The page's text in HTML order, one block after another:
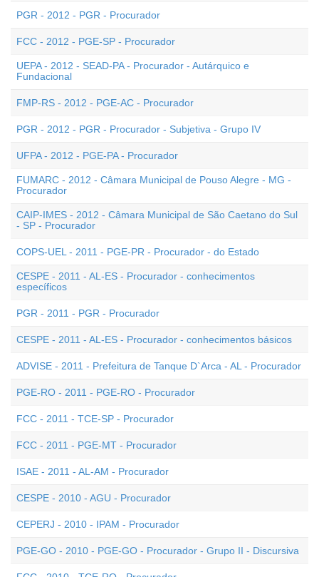
PGR - 2012 - PGR - Procurador
FCC - 2012 - PGE-SP - Procurador
UEPA - 2012 - SEAD-PA - Procurador - Autárquico e
Fundacional
FMP-RS - 2012 - PGE-AC - Procurador
PGR - 2012 - PGR - Procurador - Subjetiva - Grupo IV
UFPA - 2012 - PGE-PA - Procurador
FUMARC - 2012 - Câmara Municipal de Pouso Alegre - MG -
Procurador
CAIP-IMES - 2012 - Câmara Municipal de São Caetano do Sul
- SP - Procurador
COPS-UEL - 2011 - PGE-PR - Procurador - do Estado
CESPE - 2011 - AL-ES - Procurador - conhecimentos
específicos
PGR - 2011 - PGR - Procurador
CESPE - 2011 - AL-ES - Procurador - conhecimentos básicos
ADVISE - 2011 - Prefeitura de Tanque D`Arca - AL - Procurador
PGE-RO - 2011 - PGE-RO - Procurador
FCC - 2011 - TCE-SP - Procurador
FCC - 2011 - PGE-MT - Procurador
ISAE - 2011 - AL-AM - Procurador
CESPE - 2010 - AGU - Procurador
CEPERJ - 2010 - IPAM - Procurador
PGE-GO - 2010 - PGE-GO - Procurador - Grupo II - Discursiva